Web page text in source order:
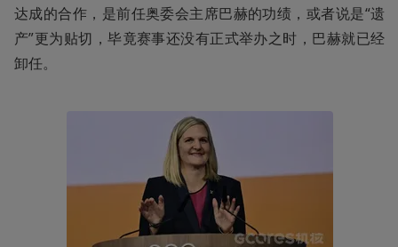
达成的合作，是前任奥委会主席巴赫的功绩，或者说是“遗
产”更为贴切，毕竟赛事还没有正式举办之时，巴赫就已经
卸任。